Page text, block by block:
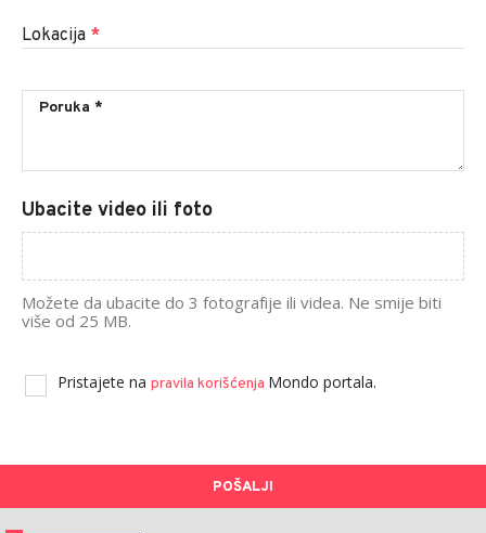
Lokacija *
Ubacite video ili foto
Možete da ubacite do 3 fotografije ili videa. Ne smije biti
više od 25 MB.
Pristajete na pravila korišćenja Mondo portala.
POŠALJI